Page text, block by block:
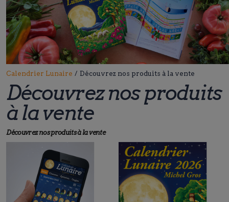
Calendrier Lunaire / Découvrez nos produits à la vente
Découvrez nos produits
à la vente
Découvrez nos produits à la vente